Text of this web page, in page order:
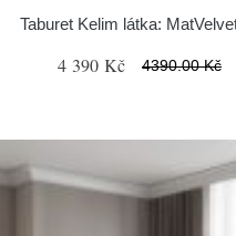
Taburet Kelim látka:
4 390 Kč 4390.00 Kč